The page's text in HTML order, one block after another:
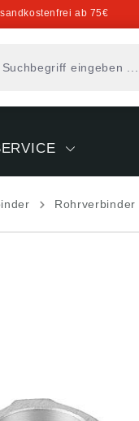
ab 75€
Rohrverbinder